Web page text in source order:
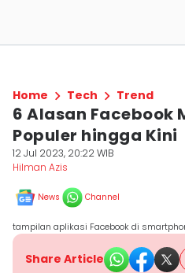
Home Tech Trend
6 Alasan Facebook
Populer hingga Kini
12 Jul 2023, 20:22 WIB
Hilman Azis
News Channel
tampilan aplikasi Facebook di
Share Article